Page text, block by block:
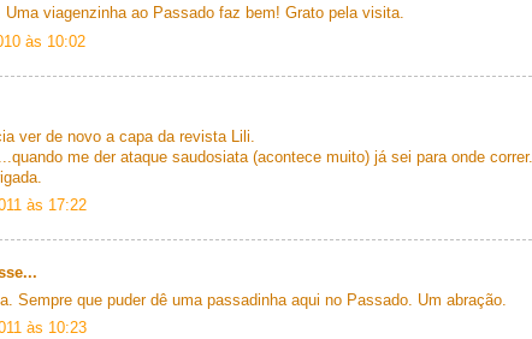
viagenzinha ao Passado faz bem! Grato pela visita.
às 10:02
ver de novo a capa da revista Lili.
me der ataque saudosiata (acontece muito) já sei para onde correr.
às 17:22
Sempre que puder dê uma passadinha aqui no Passado. Um abração.
às 10:23